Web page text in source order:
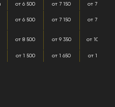
от 6 500 от 7 150 от 7 800
от 6 500 от 7 150 от 7 800
от 8 500 от 9 350 от 10 200
от 1 500 от 1 650 от 1 800